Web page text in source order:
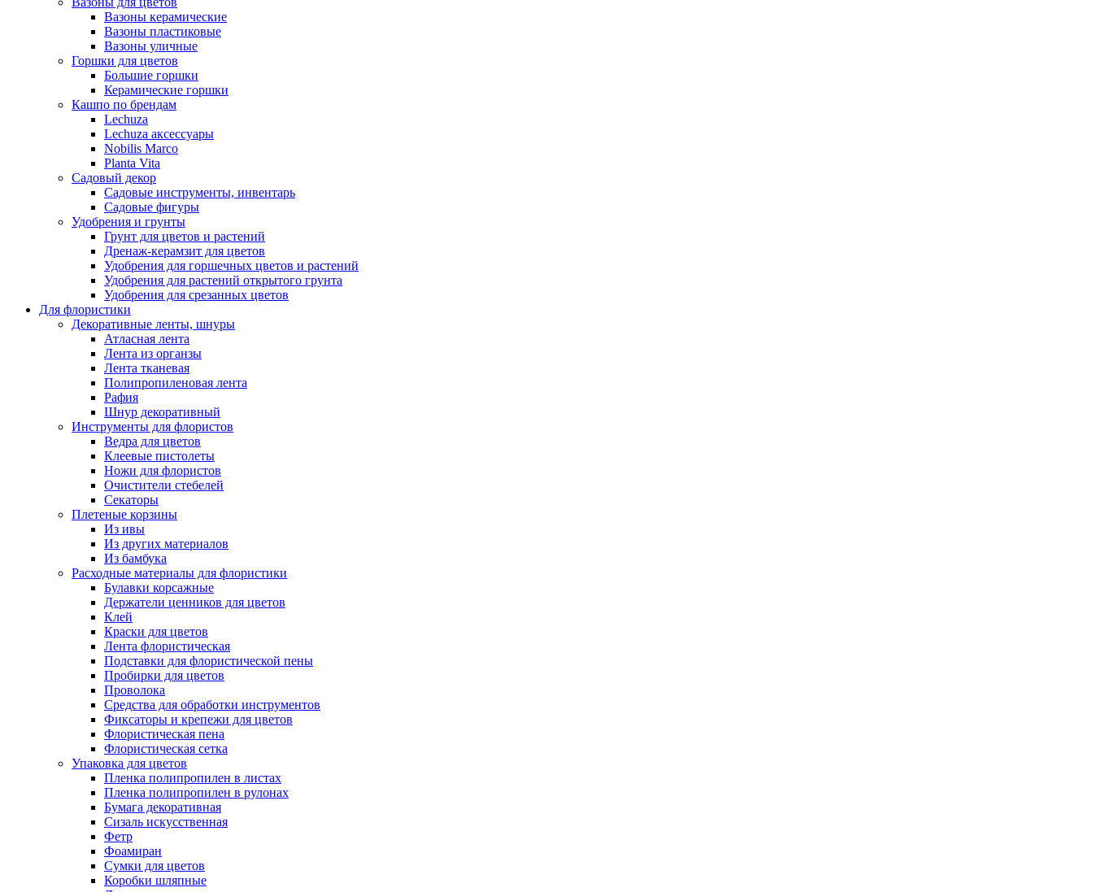
Вазоны керамические
Вазоны пластиковые
Вазоны уличные
Горшки для цветов
Большие горшки
Керамические горшки
Кашпо по брендам
Lechuza
Lechuza аксессуары
Nobilis Marco
Planta Vita
Садовый декор
Садовые инструменты, инвентарь
Садовые фигуры
Удобрения и грунты
Грунт для цветов и растений
Дренаж-керамзит для цветов
Удобрения для горшечных цветов и растений
Удобрения для растений открытого грунта
Удобрения для срезанных цветов
Для флористики
Декоративные ленты, шнуры
Атласная лента
Лента из органзы
Лента тканевая
Полипропиленовая лента
Рафия
Шнур декоративный
Инструменты для флористов
Ведра для цветов
Клеевые пистолеты
Ножи для флористов
Очистители стебелей
Секаторы
Плетеные корзины
Из ивы
Из других материалов
Из бамбука
Расходные материалы для флористики
Булавки корсажные
Держатели ценников для цветов
Клей
Краски для цветов
Лента флористическая
Подставки для флористической пены
Пробирки для цветов
Проволока
Средства для обработки инструментов
Фиксаторы и крепежи для цветов
Флористическая пена
Флористическая сетка
Упаковка для цветов
Пленка полипропилен в листах
Пленка полипропилен в рулонах
Бумага декоративная
Сизаль искусственная
Фетр
Фоамиран
Сумки для цветов
Коробки шляпные